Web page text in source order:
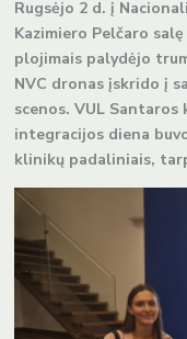
Rugsėjo 2 d. į
Kazimiero Pelčaro
plojimais palydėjo
NVC dronas įskrido į
scenos. VUL
integracijos diena
klinikų padaliniais,